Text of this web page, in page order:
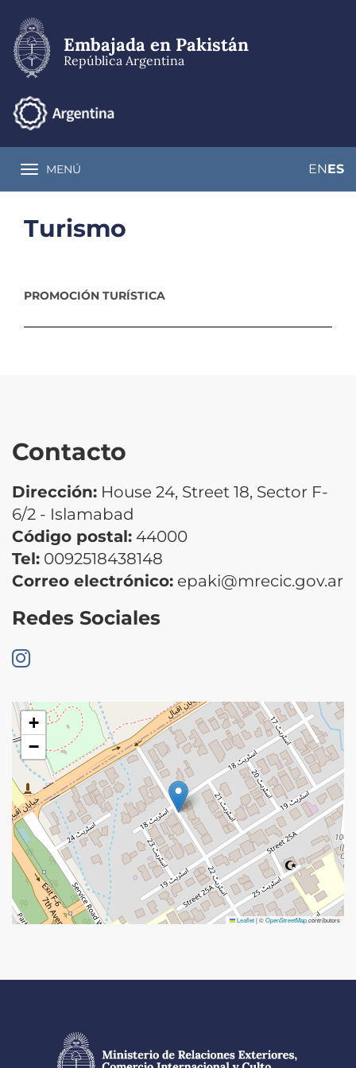
contenido
principal
Embajada en Pakistán
República Argentina
Toggle navigation
MENÚ ENES
Turismo
PROMOCIÓN TURÍSTICA
Contacto
Dirección: House 24, Street 18, Sector F-
6/2 - Islamabad
Código postal: 44000
Tel: 0092518438148
Correo electrónico: epaki@mrecic.gov.ar
Redes Sociales
+
−
Leaflet|©OpenStreetMapcontributors